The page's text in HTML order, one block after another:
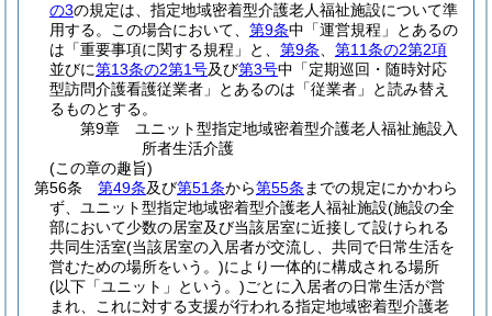
の3の規定は、指定地域密着型介護老人福祉施設について準
用する。
この場合において、 第9条中「運営規程」とあるの
は「重要事項に関する規程」と、 第9条
第11条の2第2項
並びに第13条の2第1号及び第3号中「定期巡回・随時対応
型訪問介護看護従業者」とあるのは「従業者」と読み替え
るものとする。
第9章
ユニット型指定地域密着型介護老人福祉施設入
所者生活介護
(この章の趣旨)
第56条
第49条及び第51条から第55条 までの規定にかかわら
ず、ユニット型指定地域密着型介護老人福祉施設(施設の全
部において少数の居室及び当該居室に近接して設けられる
共同生活室(当該居室の入居者が交流し、共同で日常生活を
営むための場所をいう。)により一体的に構成される場所
(以下「ユニット」という。)ごとに入居者の日常生活が営
まれ、これに対する支援が行われる指定地域密着型介護老